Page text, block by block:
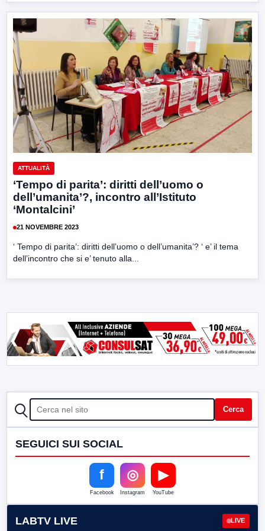
ATTUALITÀ
‘Tempo di parita’: diritti dell’uomo o
dell’umanita’?, incontro all’Istituto
‘Montalcini’
21 NOVEMBRE 2023
‘ Tempo di parita’: diritti dell’uomo o dell’umanita’? ‘ e’ il tema
dell’incontro che si e’ tenuto alla...
CERCA Cerca
SEGUICI SUI SOCIAL
f
Facebook
◎
Instagram
▶
YouTube
LABTV LIVE LIVE